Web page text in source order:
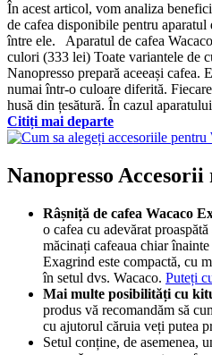
În acest articol, vom analiza
de cafea disponibile pentru
între ele. Aparatul de cafea
culori (333 lei) Toate variantele de
Nanopresso prepară aceeași cafea.
numai într-o culoare diferită.
husă din țesătură. În cazul
Citiți mai departe
Nanopresso Accesorii
Râșniță de cafea Wacaco
o cafea cu adevărat
măcinați cafeaua chiar
Exagrind este compactă, cu
în setul dvs. Wacaco. Puteți
Mai multe posibilități cu
produs vă recomandăm să
cu ajutorul căruia veți putea
Setul conține, de asemenea,